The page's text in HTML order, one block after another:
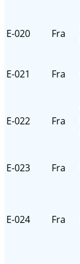
E-020 Fra
E-021 Fra
E-022 Fra
E-023 Fra
E-024 Fra